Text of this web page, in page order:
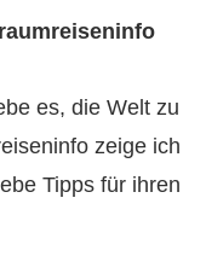
es, die Welt zu
zeige ich
Tipps für ihren